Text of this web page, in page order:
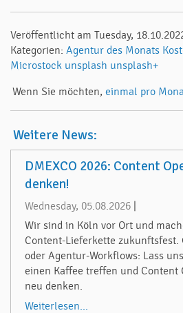
Veröffentlicht am Tuesday,
Kategorien: Agentur des Monats
Microstock unsplash unsplash+
Wenn Sie möchten, einmal pro
Weitere News:
DMEXCO 2026: Content
denken!
Wednesday, 05.08.2026
Wir sind in Köln vor Ort und
Content-Lieferkette zukunftsfest.
oder Agentur-Workflows: Lass
einen Kaffee treffen und Content
neu denken.
Weiterlesen...